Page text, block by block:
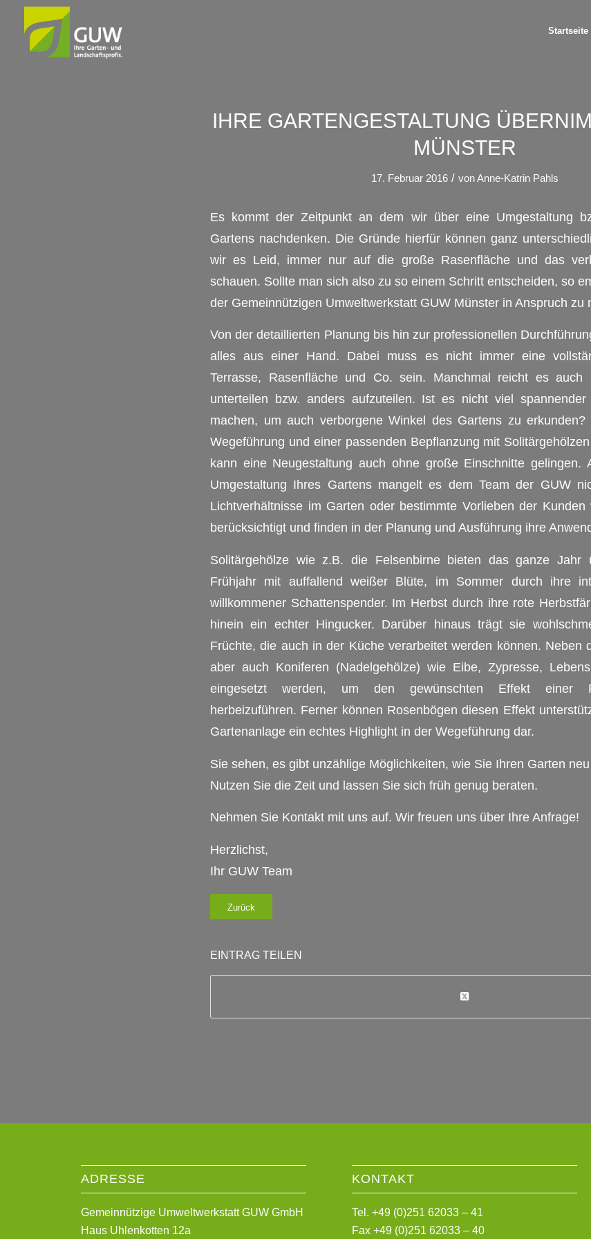
Startseite
IHRE GARTENGESTALTUNG
MÜNSTER
17. Februar 2016 / vonAnne-Katrin Pahls
Es kommt der Zeitpunkt an dem wir über eine Umgestaltung
Gartens nachdenken. Die Gründe hierfür können ganz
wir es Leid, immer nur auf die große Rasenfläche und das
schauen. Sollte man sich also zu so einem Schritt entscheiden, so
der Gemeinnützigen Umweltwerkstatt GUW Münster in Anspruch zu
Von der detaillierten Planung bis hin zur professionellen
alles aus einer Hand. Dabei muss es nicht immer eine
Terrasse, Rasenfläche und Co. sein. Manchmal reicht es
unterteilen bzw. anders aufzuteilen. Ist es nicht viel
machen, um auch verborgene Winkel des Gartens zu
Wegeführung und einer passenden Bepflanzung mit
kann eine Neugestaltung auch ohne große Einschnitte gelingen.
Umgestaltung Ihres Gartens mangelt es dem Team der GUW
Lichtverhältnisse im Garten oder bestimmte Vorlieben der
berücksichtigt und finden in der Planung und Ausführung ihre
Solitärgehölze wie z.B. die Felsenbirne bieten das ganze Jahr
Frühjahr mit auffallend weißer Blüte, im Sommer durch ihre
willkommener Schattenspender. Im Herbst durch ihre rote
hinein ein echter Hingucker. Darüber hinaus trägt sie
Früchte, die auch in der Küche verarbeitet werden können. Neben
aber auch Koniferen (Nadelgehölze) wie Eibe, Zypresse,
eingesetzt werden, um den gewünschten Effekt einer
herbeizuführen. Ferner können Rosenbögen diesen Effekt
Gartenanlage ein echtes Highlight in der Wegeführung dar.
Sie sehen, es gibt unzählige Möglichkeiten, wie Sie Ihren Garten
Nutzen Sie die Zeit und lassen Sie sich früh genug beraten.
Nehmen Sie Kontakt mit uns auf. Wir freuen uns über Ihre Anfrage!
Herzlichst,
Ihr GUW Team
Zurück
EINTRAG TEILEN
ADRESSE
Gemeinnützige Umweltwerkstatt GUW GmbH
Haus Uhlenkotten 12a
KONTAKT
Tel. +49 (0)251 62033 – 41
Fax +49 (0)251 62033 – 40